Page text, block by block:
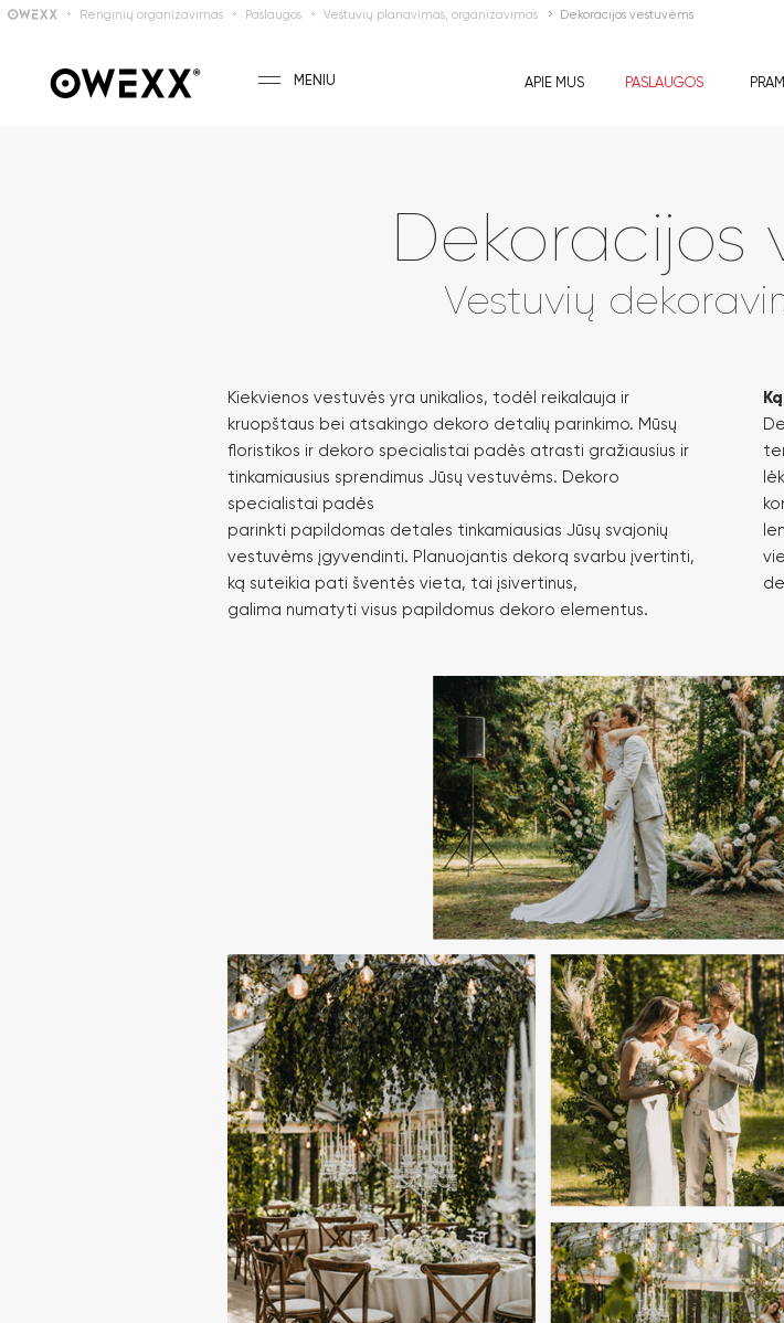
Renginių organizavimas Paslaugos Vestuvių planavimas, organizavimas Dekoracijos vestuvėms
MENIU APIE MUS PASLAUGOS
Dekoracijos
Vestuvių
Kiekvienos vestuvės yra unikalios, todėl reikalauja ir
kruopštaus bei atsakingo dekoro detalių parinkimo. Mūsų
floristikos ir dekoro specialistai padės atrasti gražiausius ir
tinkamiausius sprendimus Jūsų vestuvėms. Dekoro
specialistai padės
parinkti papildomas detales tinkamiausias Jūsų svajonių
vestuvėms įgyvendinti. Planuojantis dekorą svarbu įvertinti,
ką suteikia pati šventės vieta, tai įsivertinus,
galima numatyti visus papildomus dekoro elementus.